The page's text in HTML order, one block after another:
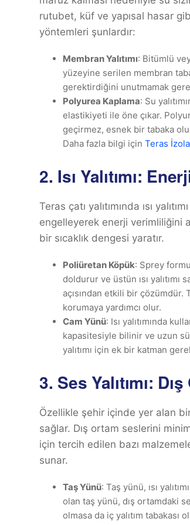
rutubet, küf ve yapısal hasar
yöntemleri şunlardır:
Membran Yalıtımı: Bitümlü
yüzeyine serilen membran
gerektirdiğini unutmamak
Polyurea Kaplama: Su
elastikiyeti ile öne çıkar.
geçirmez, esnek bir tabaka
Daha fazla bilgi için Teras
2. Isı Yalıtımı:
Teras çatı yalıtımında ısı
engelleyerek enerji verimliliğini
bir sıcaklık dengesi yaratır.
Poliüretan Köpük: Sprey
doldurur ve üstün ısı yalıtımı
açısından etkili bir çözümdür.
korumaya yardımcı olur.
Cam Yünü: Isı yalıtımında
kapasitesiyle bilinir ve uzun
yalıtımı için ek bir katman
3. Ses Yalıtımı:
Özellikle şehir içinde yer alan
sağlar. Dış ortam seslerini
için tercih edilen bazı
sunar.
Taş Yünü: Taş yünü, ısı
olan taş yünü, dış ortamdaki
olmasa da iç yalıtım tabakası